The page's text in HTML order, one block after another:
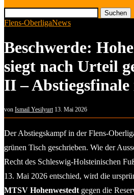
Suchen
Flens-OberligaNews
Beschwerde:
siegt nach Urteil
II –
von Ismail Yesilyurt 13. Mai 2026
Der Abstiegskampf in der Flens-
grünen Tisch geschrieben. Wie der
Recht des Schleswig-Holsteinischen
13. Mai 2026 entschied, wird die
MTSV Hohenwestedt gegen die